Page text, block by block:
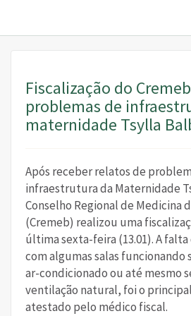
Fiscalização do
problemas de
maternidade Tsylla
Após receber relatos de
infraestrutura da Maternidade
Conselho Regional de Medicina
(Cremeb) realizou uma
última sexta-feira (13.01). A
com algumas salas funcionando
ar-condicionado ou até mesmo
ventilação natural, foi o
atestado pelo médico fiscal.